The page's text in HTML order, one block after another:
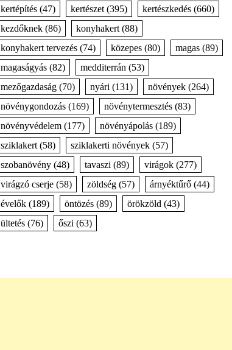
kertépítés(47) kertészet(395) kertészkedés(660)
kezdőknek(86) konyhakert(88)
konyhakert tervezés(74) közepes(80) magas(89)
magaságyás(82) medditerrán (53)
mezőgazdaság(70) nyári (131) növények(264)
növénygondozás(169) növénytermesztés(83)
növényvédelem(177) növényápolás(189)
sziklakert(58) sziklakerti növények(57)
szobanövény(48) tavaszi (89) virágok(277)
virágzó cserje(58) zöldség(57) árnyéktűrő(44)
évelők(189) öntözés(89) örökzöld (43)
ültetés(76) őszi (63)